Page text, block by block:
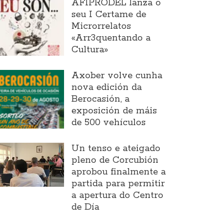
AFIPRODEL lanza o
seu I Certame de
Microrrelatos
«Arr3quentando a
Cultura»
Axober volve cunha
nova edición da
Berocasión, a
exposición de máis
de 500 vehículos
Un tenso e ateigado
pleno de Corcubión
aprobou finalmente a
partida para permitir
a apertura do Centro
de Día